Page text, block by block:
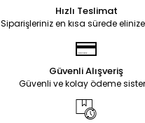
Hızlı Teslimat
Siparişleriniz en kısa sürede elinize
Güvenli Alışveriş
Güvenli ve kolay ödeme